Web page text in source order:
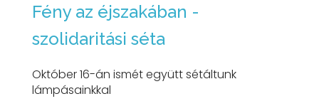
Fény az éjszakában -
szolidaritási séta
Október 16-án ismét együtt sétáltunk
lámpásainkkal